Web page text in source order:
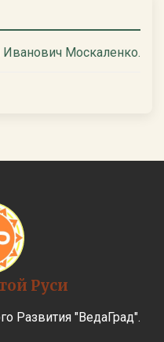
Москаленко.
Руси
Развития "ВедаГрад".